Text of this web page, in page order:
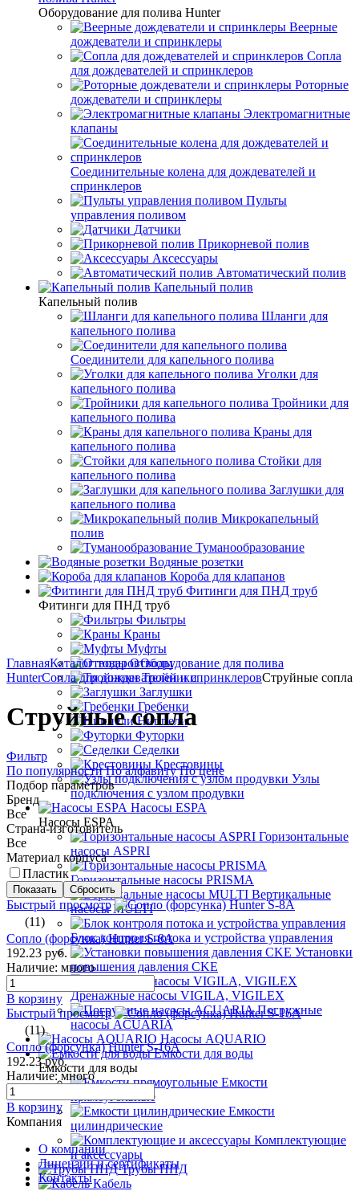
Оборудование для полива Hunter
Веерные
дождеватели и спринклеры
Сопла
для дождевателей и спринклеров
Роторные
дождеватели и спринклеры
Электромагнитные
клапаны
Соединительные колена для дождевателей и
спринклеров
Пульты
управления поливом
Датчики
Прикорневой полив
Аксессуары
Автоматический полив
Капельный полив
Капельный полив
Шланги для
капельного полива
Соединители для капельного полива
Уголки для
капельного полива
Тройники для
капельного полива
Краны для
капельного полива
Стойки для
капельного полива
Заглушки для
капельного полива
Микрокапельный
полив
Туманообразование
Водяные розетки
Короба для клапанов
Фитинги для ПНД труб
Фитинги для ПНД труб
Фильтры
Краны
Муфты
Отводы
Тройники
Заглушки
Гребенки
Ниппели
Футорки
Седелки
Крестовины
Узлы
подключения с узлом продувки
Насосы ESPA
Насосы ESPA
Горизонтальные
насосы ASPRI
Горизонтальные насосы PRISMA
Вертикальные
насосы MULTI
Блок контроля потока и устройства управления
Установки
повышения давления CKE
Дренажные насосы VIGILA, VIGILEX
Погружные
насосы ACUARIA
Насосы AQUARIO
Емкости для воды
Емкости для воды
Емкости
прямоугольные
Емкости
цилиндрические
Комплектующие
и аксессуары
Трубы ПНД
Кабель
ГлавнаяКаталог товаровОборудование для полива
HunterСопла для дождевателей и спринклеровСтруйные сопла
Струйные сопла
Фильтр
По популярности По алфавиту По цене
Подбор параметров
Бренд
Все
Страна-изготовитель
Все
Материал корпуса
Пластик
Быстрый просмотр
(11)
Сопло (форсунка) Hunter S-8A
192.23 руб.
Наличие: много
В корзину
Быстрый просмотр
(11)
Сопло (форсунка) Hunter S-16А
192.23 руб.
Наличие: много
В корзину
Компания
О компании
Лицензии и сертификаты
Контакты